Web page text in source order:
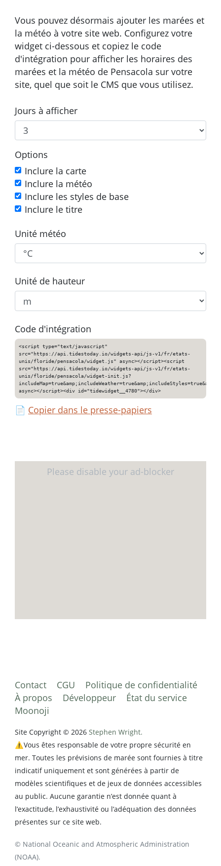
Vous pouvez désormais ajouter les marées et
la météo à votre site web. Configurez votre
widget ci-dessous et copiez le code
d'intégration pour afficher les horaires des
marées et la météo de Pensacola sur votre
site, quel que soit le CMS que vous utilisez.
Jours à afficher
Options
Inclure la carte
Inclure la météo
Inclure les styles de base
Inclure le titre
Unité météo
Unité de hauteur
Code d'intégration
<script type="text/javascript"
src="https://api.tidestoday.io/widgets-api/js-v1/fr/etats-
unis/floride/pensacola/widget.js" async></script><script
src="https://api.tidestoday.io/widgets-api/js-v1/fr/etats-
unis/floride/pensacola/widget-init.js?
async></script><div id="tidewidget__4780"></div>
📄 Copier dans le presse-papiers
Contact CGU
Politique de confidentialité
À propos
Développeur
État du service
Moonoji
Site Copyright © 2026 Stephen Wright.
⚠️Vous êtes responsable de votre propre sécurité en
mer. Toutes les prévisions de marée sont fournies à titre
indicatif uniquement et sont générées à partir de
modèles scientifiques et de jeux de données accessibles
au public. Aucune garantie n’est donnée quant à
l’exactitude, l’exhaustivité ou l’adéquation des données
présentes sur ce site web.
© National Oceanic and Atmospheric Administration
(NOAA).